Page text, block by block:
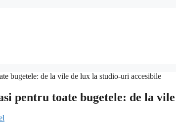
pentru toate bugetele: de la